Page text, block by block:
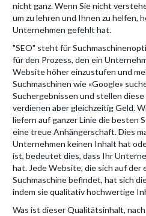
nicht ganz. Wenn Sie nicht
um zu lehren und Ihnen zu helfen,
Unternehmen gefehlt hat.
"SEO" steht für
für den Prozess, den ein
Website höher einzustufen und
Suchmaschinen wie «Google»
Suchergebnissen und stellen
verdienen aber gleichzeitig Geld.
liefern auf ganzer Linie die besten
eine treue Anhängerschaft. Dies
Unternehmen keinen Inhalt hat
ist, bedeutet dies, dass Ihr
hat. Jede Website, die sich auf der
Suchmaschine befindet, hat sich
indem sie qualitativ hochwertige
Was ist dieser Qualitätsinhalt,